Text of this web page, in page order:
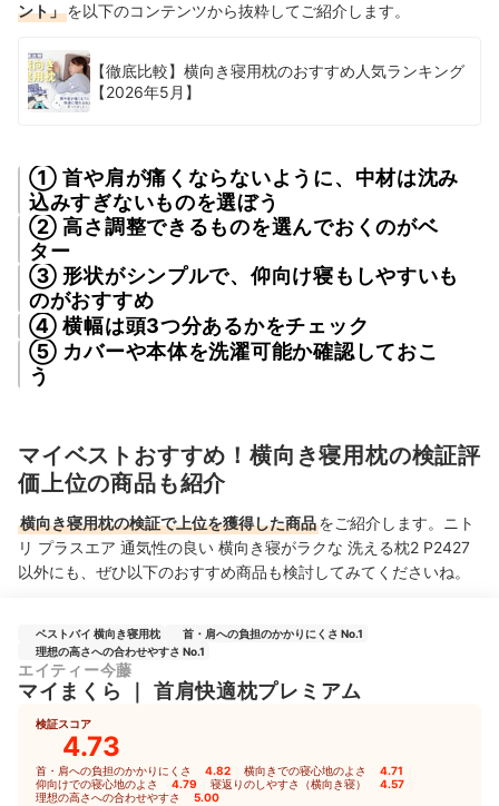
ント」を以下のコンテンツから抜粋してご紹介します。
【徹底比較】横向き寝用枕のおすすめ人気ランキング
【2026年5月】
① 首や肩が痛くならないように、中材は沈み
込みすぎないものを選ぼう
② 高さ調整できるものを選んでおくのがベ
ター
③ 形状がシンプルで、仰向け寝もしやすいも
のがおすすめ
④ 横幅は頭3つ分あるかをチェック
⑤ カバーや本体を洗濯可能か確認しておこ
う
マイベストおすすめ！横向き寝用枕の検証評
価上位の商品も紹介
横向き寝用枕の検証で上位を獲得した商品をご紹介します。ニト
リ プラスエア 通気性の良い 横向き寝がラクな 洗える枕2 P2427
以外にも、ぜひ以下のおすすめ商品も検討してみてくださいね。
ベストバイ 横向き寝用枕
首・肩への負担のかかりにくさ No.1
理想の高さへの合わせやすさ No.1
エイティー今藤
マイまくら 首肩快適枕プレミアム
検証スコア
4.73
首・肩への負担のかかりにくさ 4.82 横向きでの寝心地のよさ 4.71
仰向けでの寝心地のよさ 4.79 寝返りのしやすさ（横向き寝） 4.57
理想の高さへの合わせやすさ 5.00